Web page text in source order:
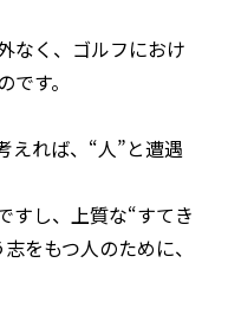
なく、ゴルフにおけ
す。
えれば、“人”と遭遇
すし、上質な“すてき
をもつ人のために、